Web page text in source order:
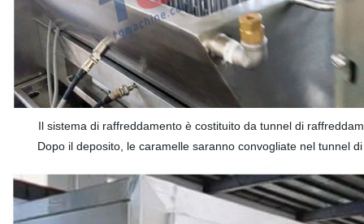
Il sistema di raffreddamento è costituito da tunnel di
Dopo il deposito, le caramelle saranno convogliate nel tunnel